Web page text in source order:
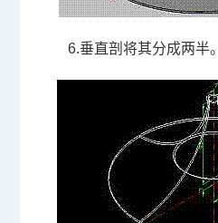
6.垂直剖将其分成两半。